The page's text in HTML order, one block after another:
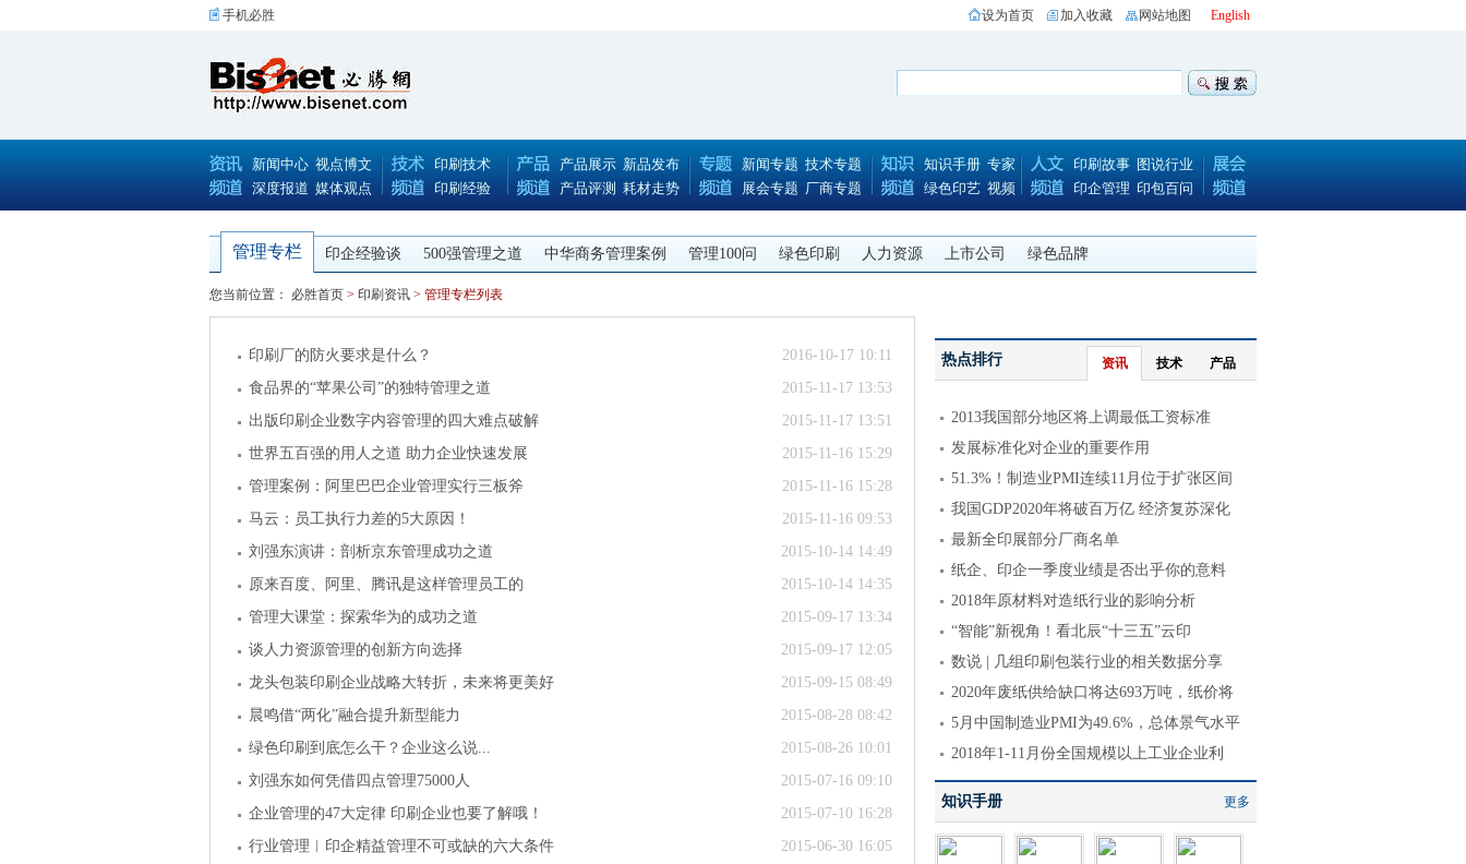
手机必胜 English
网站地图
加入收藏
设为首页
新闻中心 视点博文
深度报道 媒体观点
印刷技术
印刷经验
产品展示 新品发布
产品评测 耗材走势
新闻专题 技术专题
展会专题 厂商专题
知识手册 专家
绿色印艺 视频
印刷故事 图说行业
印企管理 印包百问
管理专栏 印企经验谈 500强管理之道 中华商务管理案例 管理100问 绿色印刷 人力资源 上市公司 绿色品牌
您当前位置： 必胜首页 > 印刷资讯 > 管理专栏列表
2016-10-17 10:11
印刷厂的防火要求是什么？
2015-11-17 13:53
食品界的“苹果公司”的独特管理之道
2015-11-17 13:51
出版印刷企业数字内容管理的四大难点破解
2015-11-16 15:29
世界五百强的用人之道 助力企业快速发展
2015-11-16 15:28
管理案例：阿里巴巴企业管理实行三板斧
2015-11-16 09:53
马云：员工执行力差的5大原因！
2015-10-14 14:49
刘强东演讲：剖析京东管理成功之道
2015-10-14 14:35
原来百度、阿里、腾讯是这样管理员工的
2015-09-17 13:34
管理大课堂：探索华为的成功之道
2015-09-17 12:05
谈人力资源管理的创新方向选择
2015-09-15 08:49
龙头包装印刷企业战略大转折，未来将更美好
2015-08-28 08:42
晨鸣借“两化”融合提升新型能力
2015-08-26 10:01
绿色印刷到底怎么干？企业这么说...
2015-07-16 09:10
刘强东如何凭借四点管理75000人
2015-07-10 16:28
企业管理的47大定律 印刷企业也要了解哦！
2015-06-30 16:05
行业管理︱印企精益管理不可或缺的六大条件
资讯 技术 产品
热点排行
2013我国部分地区将上调最低工资标准
发展标准化对企业的重要作用
51.3%！制造业PMI连续11月位于扩张区间
我国GDP2020年将破百万亿 经济复苏深化
最新全印展部分厂商名单
纸企、印企一季度业绩是否出乎你的意料
2018年原材料对造纸行业的影响分析
“智能”新视角！看北辰“十三五”云印
数说 | 几组印刷包装行业的相关数据分享
2020年废纸供给缺口将达693万吨，纸价将
5月中国制造业PMI为49.6%，总体景气水平
2018年1-11月份全国规模以上工业企业利
更多
知识手册